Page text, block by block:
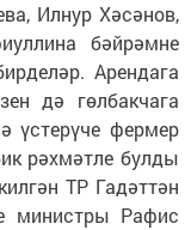
Илнур Хәсәнов,
бәйрәмне
Арендага
дә гөлбакчага
үстерүче фермер
рәхмәтле булды
ТР Га­дәттән
министры Рафис